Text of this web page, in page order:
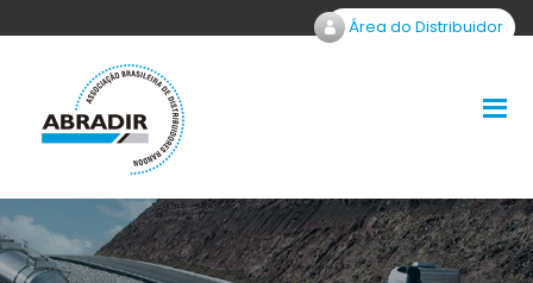
Área do Distribuidor